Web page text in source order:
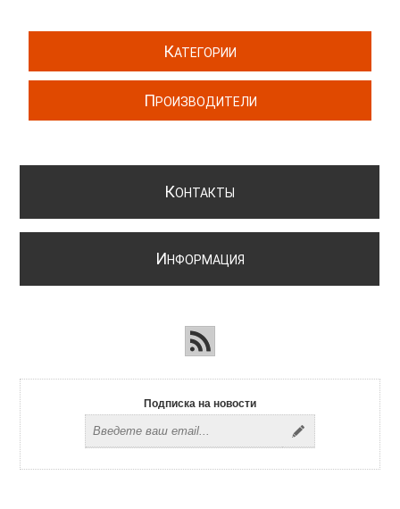
КАТЕГОРИИ
ПРОИЗВОДИТЕЛИ
КОНТАКТЫ
ИНФОРМАЦИЯ
Подписка на новости